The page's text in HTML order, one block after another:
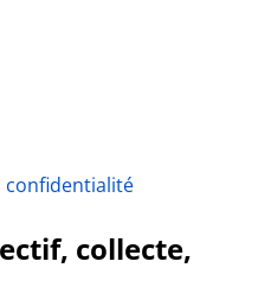
confidentialité
collecte,